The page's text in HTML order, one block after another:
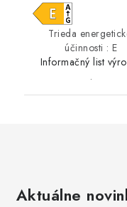
Trieda
účinnosti : E
Informačný list
.
Aktuálne